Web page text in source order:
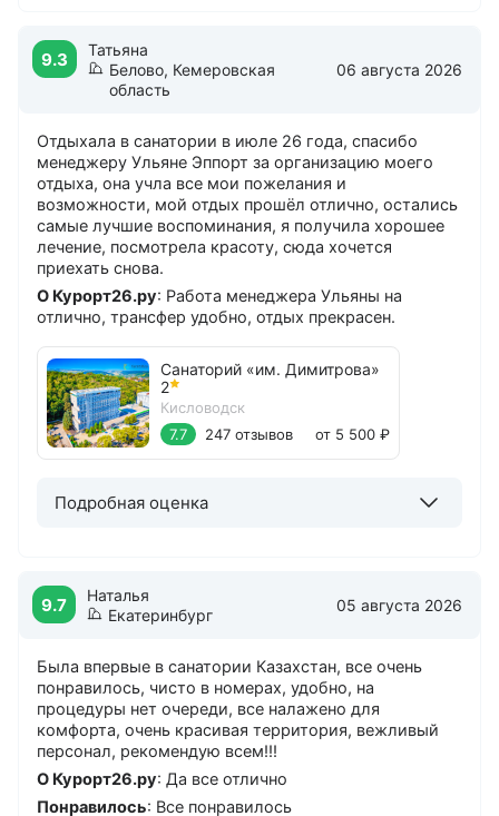
9.3
Татьяна
Белово, Кемеровская
область
06 августа 2026
Отдыхала в санатории в июле 26 года, спасибо
менеджеру Ульяне Эппорт за организацию моего
отдыха, она учла все мои пожелания и
возможности, мой отдых прошёл отлично, остались
самые лучшие воспоминания, я получила хорошее
лечение, посмотрела красоту, сюда хочется
приехать снова.
О Курорт26.ру: Работа менеджера Ульяны на
отлично, трансфер удобно, отдых прекрасен.
Санаторий «им. Димитрова»
2
Кисловодск
7.7
247 отзывов от 5 500 ₽
Подробная оценка
9.7
Наталья
Екатеринбург
05 августа 2026
Была впервые в санатории Казахстан, все очень
понравилось, чисто в номерах, удобно, на
процедуры нет очереди, все налажено для
комфорта, очень красивая территория, вежливый
персонал, рекомендую всем!!!
О Курорт26.ру: Да все отлично
Понравилось: Все понравилось